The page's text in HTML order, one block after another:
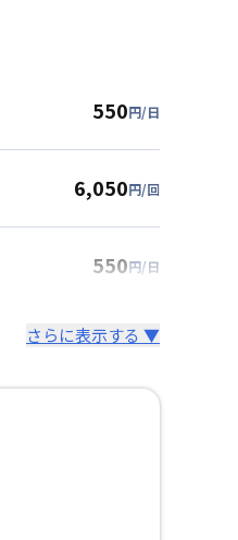
550円/日
6,050円/回
550円/日
さらに表示する ▼